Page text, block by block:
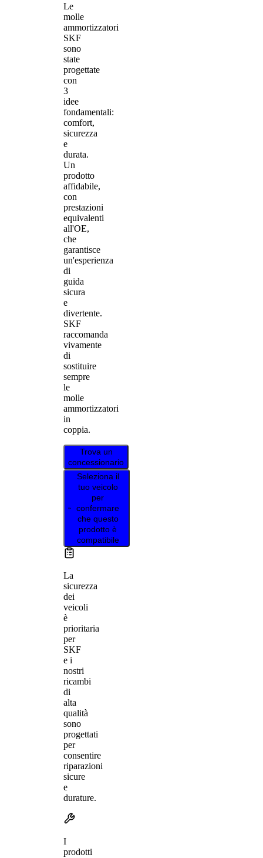
Le
molle
ammortizzatori
SKF
sono
state
progettate
con
3
idee
fondamentali:
comfort,
sicurezza
e
durata.
Un
prodotto
affidabile,
con
prestazioni
equivalenti
all'OE,
che
garantisce
un'esperienza
di
guida
sicura
e
divertente.
SKF
raccomanda
vivamente
di
sostituire
sempre
le
molle
ammortizzatori
in
coppia.
Trova un
concessionario
Seleziona il
tuo veicolo
per
confermare
che questo
prodotto è
compatibile
La
sicurezza
dei
veicoli
è
prioritaria
per
SKF
e i
nostri
ricambi
di
alta
qualità
sono
progettati
per
consentire
riparazioni
sicure
e
durature.
I
prodotti